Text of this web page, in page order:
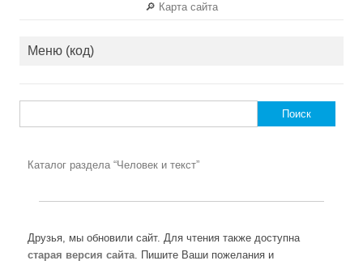
🔎 Карта сайта
Меню (код)
Каталог раздела “Человек и текст”
Друзья, мы обновили сайт. Для чтения также доступна
старая версия сайта. Пишите Ваши пожелания и